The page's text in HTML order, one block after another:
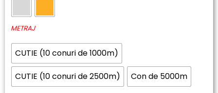
la
167.84lei
METRAJ
CUTIE (10 conuri de 1000m)
CUTIE (10 conuri de 2500m) Con de 5000m
MADEIRA
Polyneon